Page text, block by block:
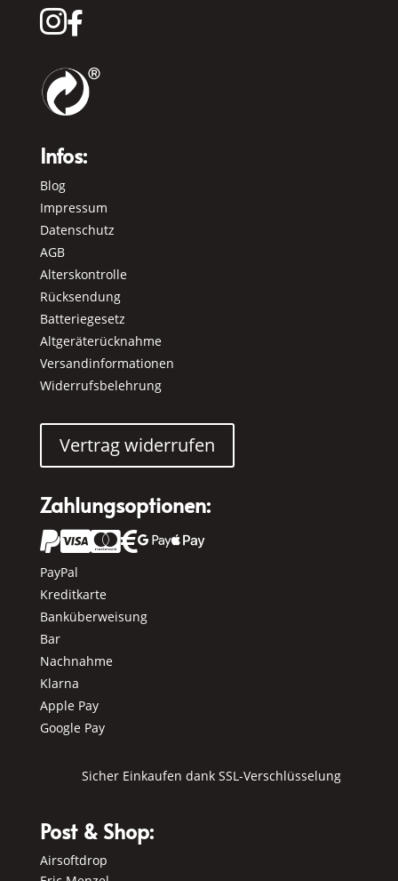

Infos:
Blog
Impressum
Datenschutz
AGB
Alterskontrolle
Rücksendung
Batteriegesetz
Altgeräterücknahme
Versandinformationen
Widerrufsbelehrung
Vertrag widerrufen
Zahlungsoptionen:
 
PayPal
Kreditkarte
Banküberweisung
Bar
Nachnahme
Klarna
Apple Pay
Google Pay
Sicher Einkaufen dank SSL-Verschlüsselung
Post & Shop:
Airsoftdrop